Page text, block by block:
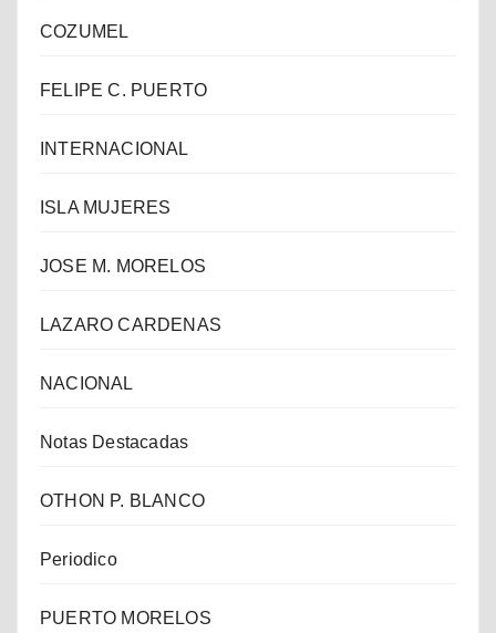
COZUMEL
FELIPE C. PUERTO
INTERNACIONAL
ISLA MUJERES
JOSE M. MORELOS
LAZARO CARDENAS
NACIONAL
Notas Destacadas
OTHON P. BLANCO
Periodico
PUERTO MORELOS